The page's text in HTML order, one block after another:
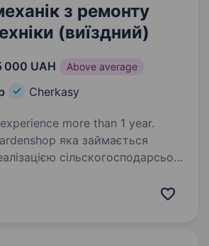
з ремонту
(виїздний)
000 UAH Above average
Cherkasy
more than 1 year.
яка займається
сільскогосподарсьої
навісне обладнання).